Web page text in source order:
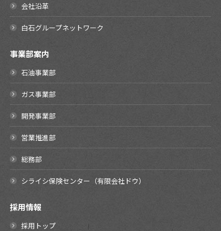
会社沿革
白石グループネットワーク
事業部案内
石油事業部
ガス事業部
開発事業部
営業推進部
総務部
シライシ保険センター（有限会社ドウ）
採用情報
採用トップ